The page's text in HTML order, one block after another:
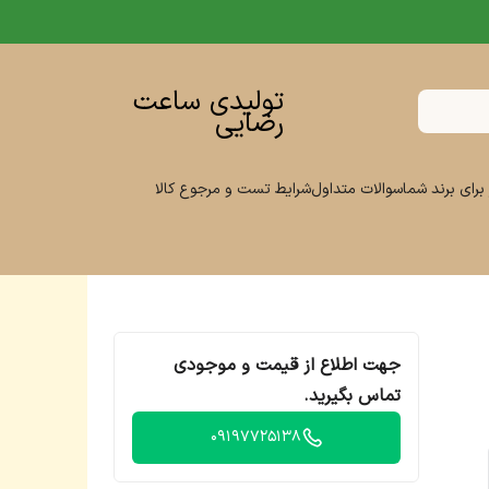
تولیدی ساعت
رضایی
برند شماسوالات متداولشرایط تست و مرجوع کالا
جهت اطلاع از قیمت و موجودی
تماس بگیرید.
09197725138